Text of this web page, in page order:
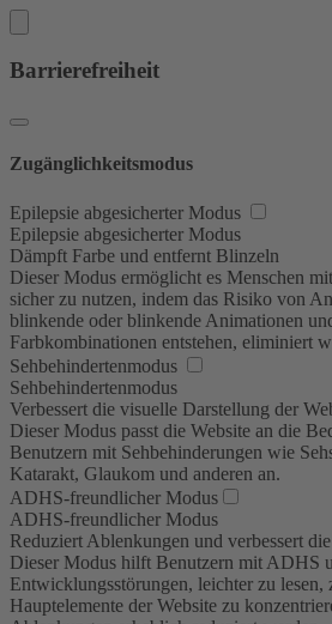
Barrierefreiheit
Zugänglichkeitsmodus
Epilepsie abgesicherter Modus
Epilepsie abgesicherter Modus
Dämpft Farbe und entfernt Blinzeln
Dieser Modus ermöglicht es Menschen
sicher zu nutzen, indem das Risiko von
blinkende oder blinkende Animationen
Farbkombinationen entstehen, eliminiert
Sehbehindertenmodus
Sehbehindertenmodus
Verbessert die visuelle Darstellung der
Dieser Modus passt die Website an die
Benutzern mit Sehbehinderungen wie
Katarakt, Glaukom und anderen an.
ADHS-freundlicher Modus
ADHS-freundlicher Modus
Reduziert Ablenkungen und verbessert
Dieser Modus hilft Benutzern mit ADHS
Entwicklungsstörungen, leichter zu lesen,
Hauptelemente der Website zu